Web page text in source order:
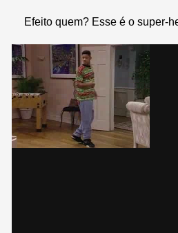
Efeito quem? Esse é o super-